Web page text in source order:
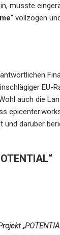
musste
“ vollzogen
EU-
auch die
und darüber
„